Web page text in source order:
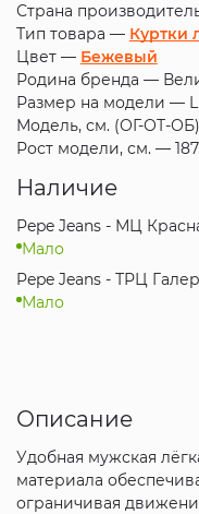
Страна
Тип товара — Куртки
Цвет — Бежевый
Родина бренда —
Размер на модели — L
Модель, см. (ОГ-ОТ-
Рост модели, см. — 187
Наличие
Pepe Jeans - МЦ
Мало
Pepe Jeans - ТРЦ
Мало
Описание
Удобная мужская
материала
ограничивая